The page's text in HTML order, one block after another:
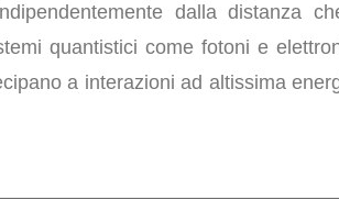
dalla distanza
quantistici come fotoni e
a interazioni ad altissima